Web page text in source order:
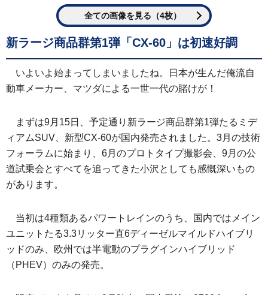
全ての画像を見る（4枚）
新ラージ商品群第1弾「CX-60」は初速好調
いよいよ始まってしまいましたね。日本が生んだ俺流自
動車メーカー、マツダによる一世一代の賭けが！
まずは9月15日、予定通り新ラージ商品群第1弾たるミデ
ィアムSUV、新型CX-60が国内発売されました。3月の技術
フォーラムに始まり、6月のプロトタイプ撮影会、9月の公
道試乗会とすべてを追ってきた小沢としても感慨深いもの
があります。
当初は4種類あるパワートレインのうち、国内ではメイン
ユニットたる3.3リッター直6ディーゼルマイルドハイブリ
ッドのみ、欧州では半電動のプラグインハイブリッド
（PHEV）のみの発売。